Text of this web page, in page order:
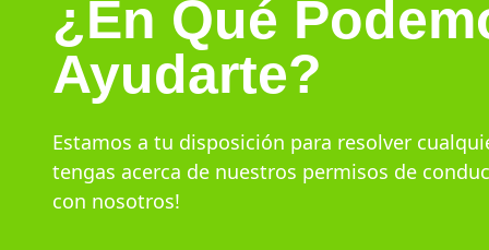
¿En Qué
Ayudarte?
Estamos a tu disposición para resolver
tengas acerca de nuestros permisos de
con nosotros!